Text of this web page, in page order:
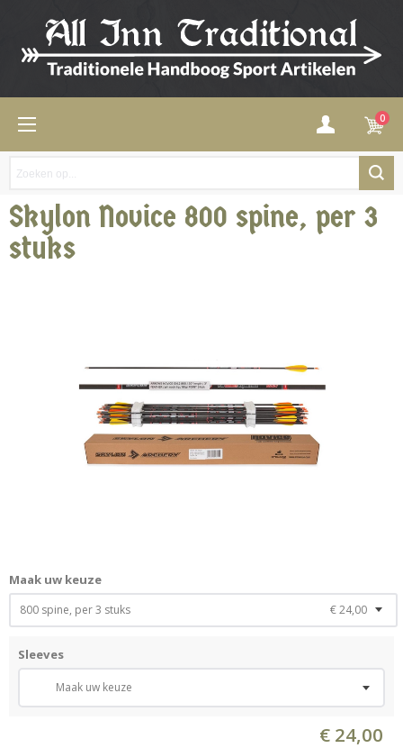
0
Skylon Novice 800 spine, per 3
stuks
Maak uw keuze
800 spine, per 3 stuks € 24,00
Sleeves
Maak uw keuze
€ 24,00